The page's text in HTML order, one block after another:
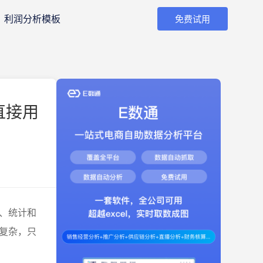
利润分析模板 免费试用
用
统计和
杂，只